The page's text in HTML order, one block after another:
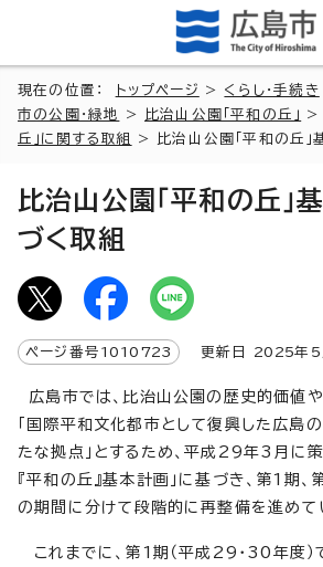
現在の位置： トップページ > くらし・手続き
市の公園・緑地
> 比治山公園「平和の丘」 >
丘」に関する取組
> 比治山公園「平和の丘」
比治山公園「平和の丘」
づく取組
ページ番号 1010723 更新日 2025年5
広島市では、比治山公園の歴史的価値
「国際平和文化都市として復興した広島
たな拠点」とするため、平成29年3月に
『平和の丘』基本計画」に基づき、第1期
の期間に分けて段階的に再整備を進めて
これまでに、第1期（平成29・30年度）